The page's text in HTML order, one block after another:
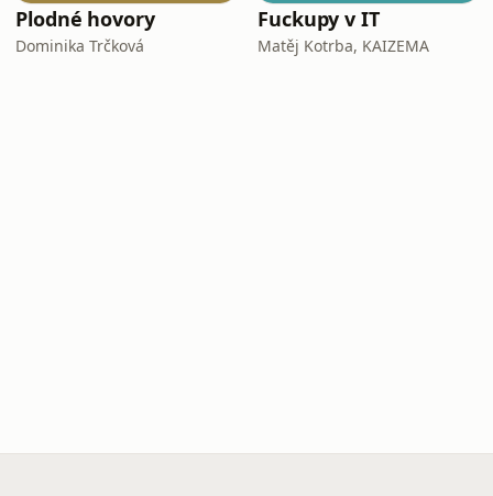
Plodné hovory
Dominika Trčková
Fuckupy v IT
Matěj Kotrba, KAIZEMA